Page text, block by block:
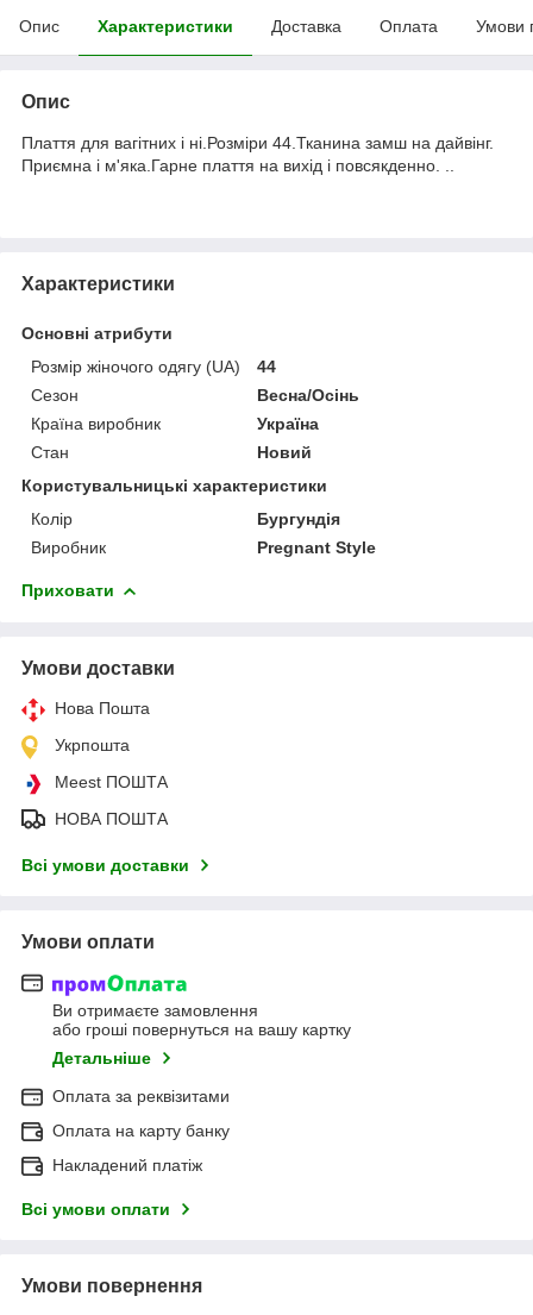
Опис Характеристики Доставка Оплата Умови
Опис
Плаття для вагітних і ні.Розміри 44.Тканина замш на дайвінг.
Приємна і м'яка.Гарне плаття на вихід і повсякденно. ..
Характеристики
Основні атрибути
Розмір жіночого одягу (UA)
44
Сезон
Весна/Осінь
Країна виробник
Україна
Стан
Новий
Користувальницькі характеристики
Колір
Бургундія
Виробник
Pregnant Style
Приховати
Умови доставки
Нова Пошта
Укрпошта
Meest ПОШТА
НОВА ПОШТА
Всі умови доставки
Умови оплати
Ви отримаєте замовлення
або гроші повернуться на вашу картку
Детальніше
Оплата за реквізитами
Оплата на карту банку
Накладений платіж
Всі умови оплати
Умови повернення